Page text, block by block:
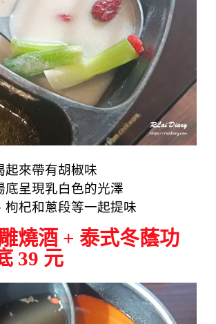
起來帶有胡椒味
底呈現乳白色的光澤
枸杞和蔥段等一起提味
燒酒 + 泰式冬蔭功
39 元